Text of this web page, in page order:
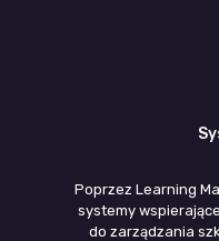
Poprzez Learning
systemy
do zarządzania